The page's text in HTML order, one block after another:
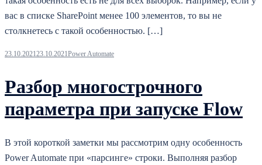
вас в списке SharePoint менее 100 элементов, то вы не
столкнетесь с такой особенностью. […]
23.10.202123.10.2021Power Automate
Разбор многострочного
параметра при запуске Flow
В этой короткой заметки мы рассмотрим одну особенность
Power Automate при «парсинге» строки. Выполняя разбор